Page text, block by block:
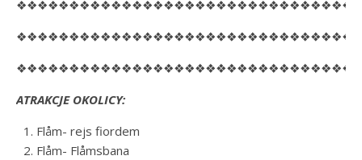
ATRAKCJE OKOLICY:
Flåm- rejs fiordem
Flåm- Flåmsbana